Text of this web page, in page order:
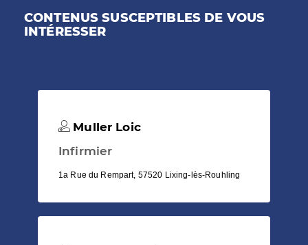
CONTENUS SUSCEPTIBLES DE VOUS
INTÉRESSER
Muller Loic
Infirmier
1a Rue du Rempart, 57520 Lixing-lès-Rouhling